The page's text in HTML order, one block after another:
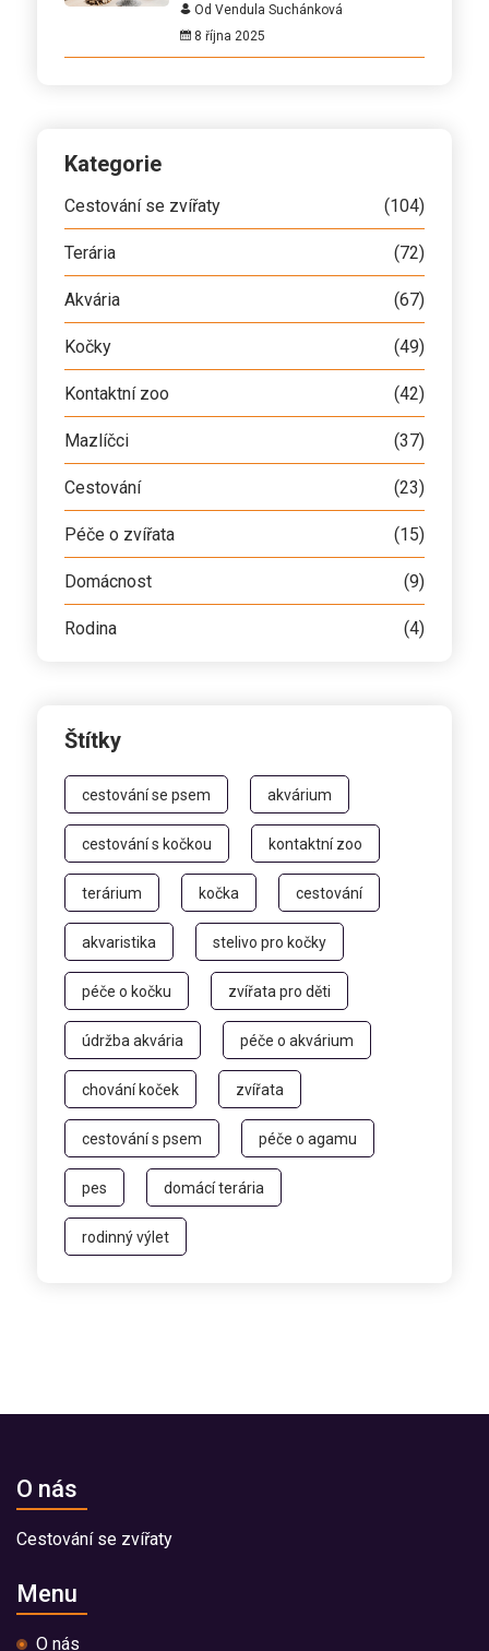
Od Vendula Suchánková
8 října 2025
Kategorie
Cestování se zvířaty (104)
Terária (72)
Akvária (67)
Kočky (49)
Kontaktní zoo (42)
Mazlíčci (37)
Cestování (23)
Péče o zvířata (15)
Domácnost (9)
Rodina (4)
Štítky
cestování se psem akvárium
cestování s kočkou kontaktní zoo
terárium kočka cestování
akvaristika stelivo pro kočky
péče o kočku zvířata pro děti
údržba akvária péče o akvárium
chování koček zvířata
cestování s psem péče o agamu
pes domácí terária
rodinný výlet
O nás
Cestování se zvířaty
Menu
O nás